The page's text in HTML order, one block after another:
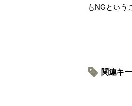
もNGという
関連キ